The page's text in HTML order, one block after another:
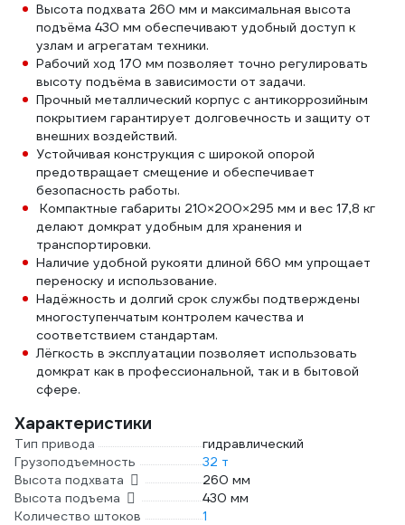
Высота подхвата 260 мм и максимальная высота
подъёма 430 мм обеспечивают удобный доступ к
узлам и агрегатам техники.
Рабочий ход 170 мм позволяет точно регулировать
высоту подъёма в зависимости от задачи.
Прочный металлический корпус с антикоррозийным
покрытием гарантирует долговечность и защиту от
внешних воздействий.
Устойчивая конструкция с широкой опорой
предотвращает смещение и обеспечивает
безопасность работы.
Компактные габариты 210×200×295 мм и вес 17,8 кг
делают домкрат удобным для хранения и
транспортировки.
Наличие удобной рукояти длиной 660 мм упрощает
переноску и использование.
Надёжность и долгий срок службы подтверждены
многоступенчатым контролем качества и
соответствием стандартам.
Лёгкость в эксплуатации позволяет использовать
домкрат как в профессиональной, так и в бытовой
сфере.
Характеристики
Тип привода
гидравлический
Грузоподъемность
32 т
Высота подхвата
260 мм
Высота подъема
430 мм
Количество штоков
1